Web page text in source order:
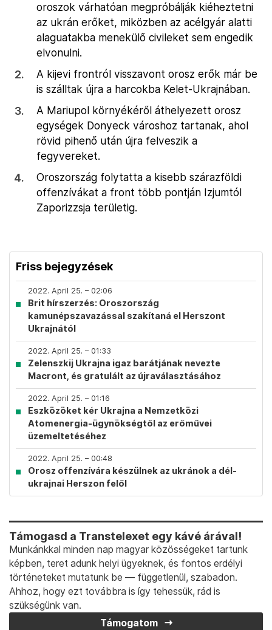
oroszok várhatóan megpróbálják kiéheztetni
az ukrán erőket, miközben az acélgyár alatti
alaguatakba menekülő civileket sem engedik
elvonulni.
A kijevi frontról visszavont orosz erők már be
is szálltak újra a harcokba Kelet-Ukrajnában.
A Mariupol környékéről áthelyezett orosz
egységek Donyeck városhoz tartanak, ahol
rövid pihenő után újra felveszik a
fegyvereket.
Oroszország folytatta a kisebb szárazföldi
offenzívákat a front több pontján Izjumtól
Zaporizzsja területig.
Friss bejegyzések
2022. April 25. – 02:06
Brit hírszerzés: Oroszország
kamunépszavazással szakítaná el Herszont
Ukrajnától
2022. April 25. – 01:33
Zelenszkij Ukrajna igaz barátjának nevezte
Macront, és gratulált az újraválasztásához
2022. April 25. – 01:16
Eszközöket kér Ukrajna a Nemzetközi
Atomenergia-ügynökségtől az erőművei
üzemeltetéséhez
2022. April 25. – 00:48
Orosz offenzívára készülnek az ukránok a dél-
ukrajnai Herszon felől
Támogasd a Transtelexet egy kávé árával!
Munkánkkal minden nap magyar közösségeket tartunk
képben, teret adunk helyi ügyeknek, és fontos erdélyi
történeteket mutatunk be — függetlenül, szabadon.
Ahhoz, hogy ezt továbbra is így tehessük, rád is
szükségünk van.
Támogatom